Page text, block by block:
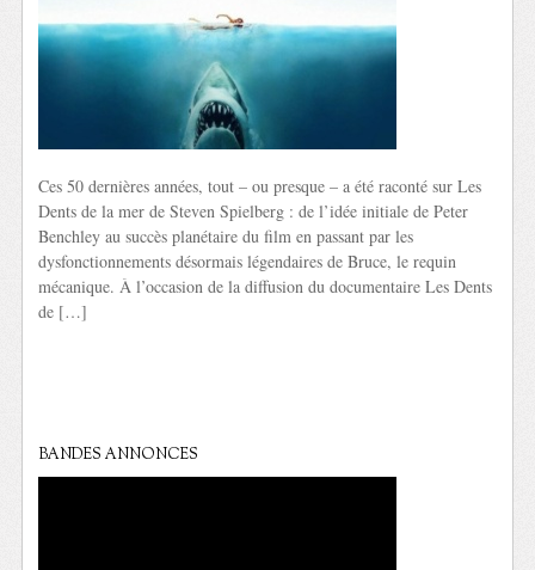
Ces 50 dernières années, tout – ou presque – a été raconté sur Les
Dents de la mer de Steven Spielberg : de l’idée initiale de Peter
Benchley au succès planétaire du film en passant par les
dysfonctionnements désormais légendaires de Bruce, le requin
mécanique. À l’occasion de la diffusion du documentaire Les Dents
de […]
BANDES ANNONCES